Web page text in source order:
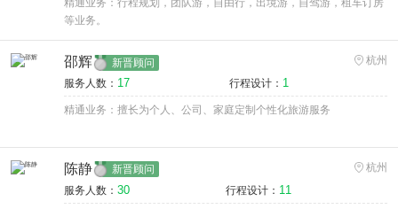
精通业务：行程规划，团队游，自由行，出境游，自驾游，租车订房
等业务。
邵辉 新晋顾问
杭州
服务人数： 17 行程设计： 1
精通业务：擅长为个人、公司、家庭定制个性化旅游服务
陈静 新晋顾问
杭州
服务人数： 30 行程设计： 11